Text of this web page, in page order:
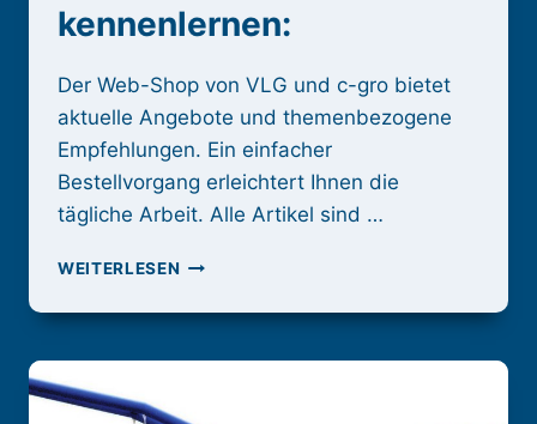
kennenlernen:
Der Web-Shop von VLG und c-gro bietet
aktuelle Angebote und themenbezogene
Empfehlungen. Ein einfacher
Bestellvorgang erleichtert Ihnen die
tägliche Arbeit. Alle Artikel sind …
WEITERLESENDER
SHOP
VLG